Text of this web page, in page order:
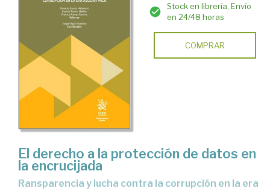
Stock en librería. Envío
en 24/48 horas
COMPRAR
El derecho a la protección de datos en
la encrucijada
ransparencia y lucha contra la corrupción en la era